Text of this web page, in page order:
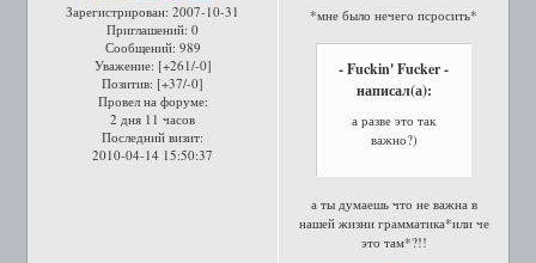
Зарегистрирован: 2007-10-31
Приглашений: 0
Сообщений: 989
Уважение: [+261/-0]
Позитив: [+37/-0]
Провел на форуме:
2 дня 11 часов
Последний визит:
2010-04-14 15:50:37
*мне было нечего псросить*
- Fuckin' Fucker -
написал(а):
а разве это так
важно?)
а ты думаешь что не важна в
нашей жизни грамматика*или че
это там*?!!